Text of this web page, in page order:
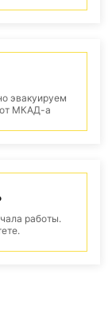
эвакуируем
от МКАД-а
работы.